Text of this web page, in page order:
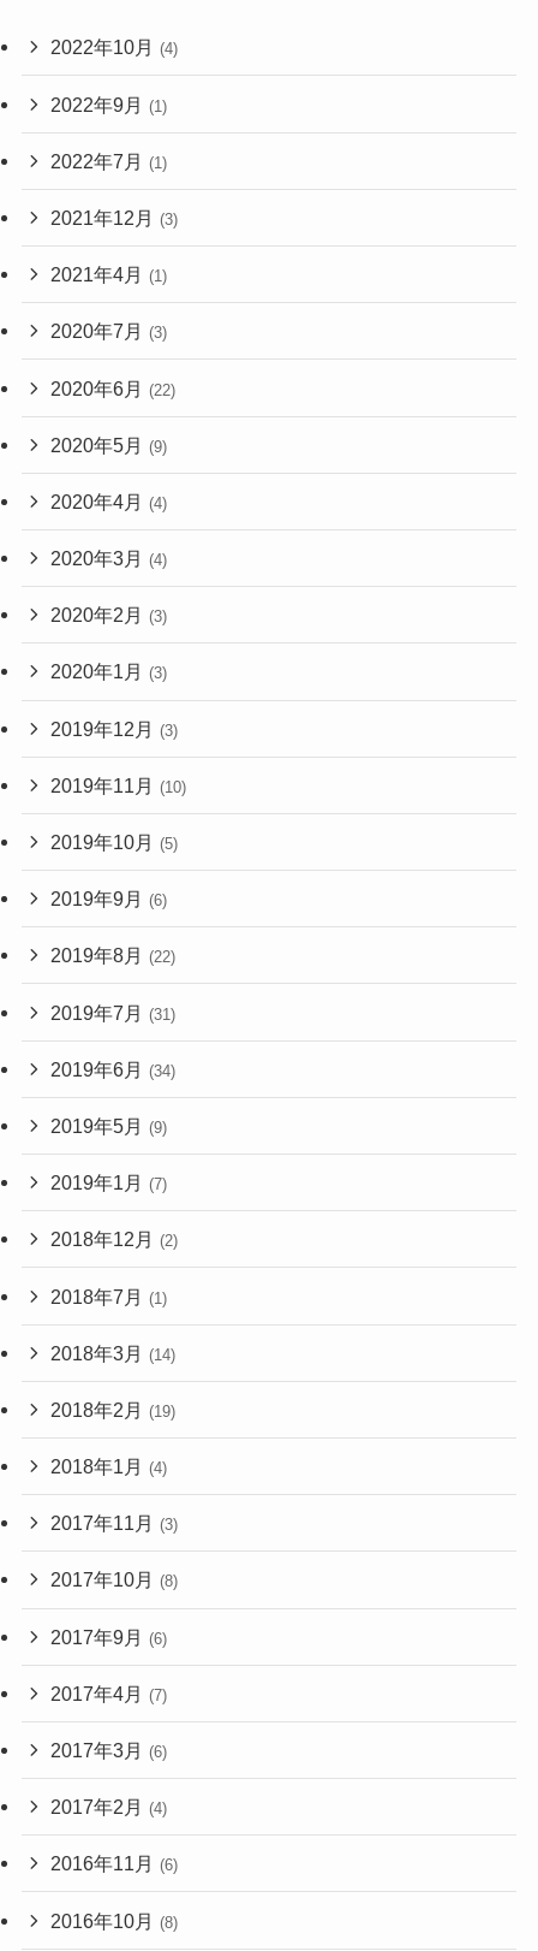
2022年10月 (4)
2022年9月 (1)
2022年7月 (1)
2021年12月 (3)
2021年4月 (1)
2020年7月 (3)
2020年6月 (22)
2020年5月 (9)
2020年4月 (4)
2020年3月 (4)
2020年2月 (3)
2020年1月 (3)
2019年12月 (3)
2019年11月 (10)
2019年10月 (5)
2019年9月 (6)
2019年8月 (22)
2019年7月 (31)
2019年6月 (34)
2019年5月 (9)
2019年1月 (7)
2018年12月 (2)
2018年7月 (1)
2018年3月 (14)
2018年2月 (19)
2018年1月 (4)
2017年11月 (3)
2017年10月 (8)
2017年9月 (6)
2017年4月 (7)
2017年3月 (6)
2017年2月 (4)
2016年11月 (6)
2016年10月 (8)